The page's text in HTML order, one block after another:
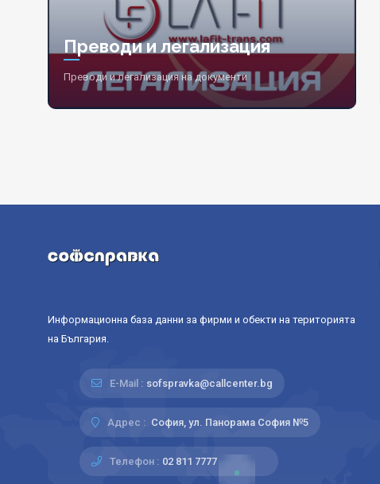
Преводи и легализация
Преводи и легализация на документи
Информационна база данни за фирми и обекти на територията
на България.
E-Mail : sofspravka@callcenter.bg
Адрес : София, ул. Панорама София №5
Телефон : 02 811 7777